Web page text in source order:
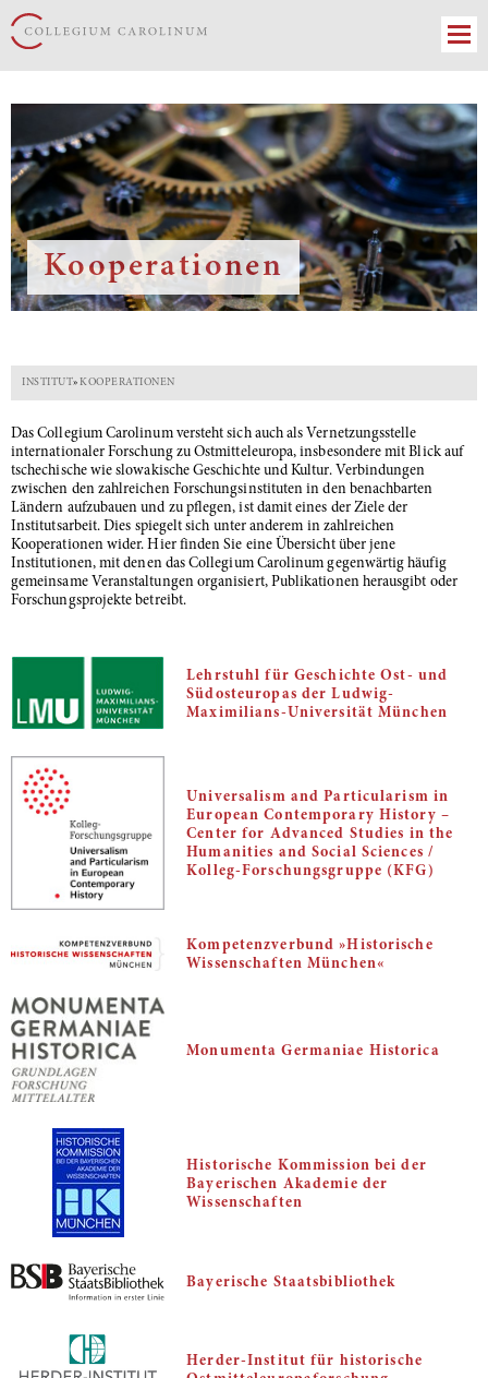
Kooperationen
INSTITUT» KOOPERATIONEN
Das Collegium Carolinum versteht sich auch als Vernetzungsstelle
internationaler Forschung zu Ostmitteleuropa, insbesondere mit Blick auf
tschechische wie slowakische Geschichte und Kultur. Verbindungen
zwischen den zahlreichen Forschungsinstituten in den benachbarten
Ländern aufzubauen und zu pflegen, ist damit eines der Ziele der
Institutsarbeit. Dies spiegelt sich unter anderem in zahlreichen
Kooperationen wider. Hier finden Sie eine Übersicht über jene
Institutionen, mit denen das Collegium Carolinum gegenwärtig häufig
gemeinsame Veranstaltungen organisiert, Publikationen herausgibt oder
Forschungsprojekte betreibt.
Lehrstuhl für Geschichte Ost- und
Südosteuropas der Ludwig-
Maximilians-Universität München
Universalism and Particularism in
European Contemporary History –
Center for Advanced Studies in the
Humanities and Social Sciences /
Kolleg-Forschungsgruppe (KFG)
Kompetenzverbund »Historische
Wissenschaften München«
Monumenta Germaniae Historica
Historische Kommission bei der
Bayerischen Akademie der
Wissenschaften
Bayerische Staatsbibliothek
Herder-Institut für historische